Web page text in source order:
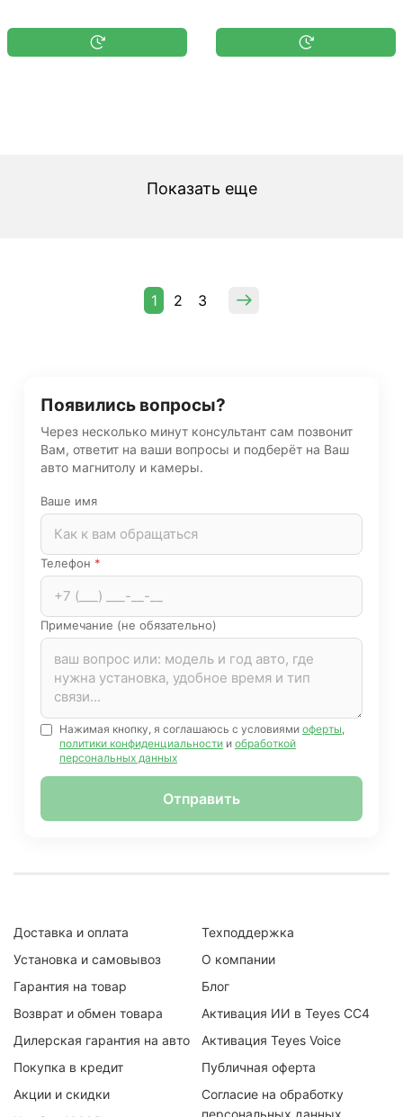
Показать еще
1 2 3
Появились вопросы?
Через несколько минут консультант сам позвонит
Вам, ответит на ваши вопросы и подберёт на Ваш
авто магнитолу и камеры.
Ваше имя
Телефон *
Примечание (не обязательно)
Нажимая кнопку, я соглашаюсь с условиями оферты
политики конфиденциальности и обработкой
персональных данных
Отправить
Доставка и оплата
Установка и самовывоз
Гарантия на товар
Возврат и обмен товара
Дилерская гарантия на авто
Покупка в кредит
Акции и скидки
Техподдержка
О компании
Блог
Активация ИИ в Teyes CC4
Активация Teyes Voice
Публичная оферта
Согласие на обработку